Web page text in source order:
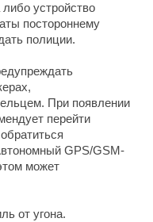
устройство
постороннему
полиции.
При появлении
перейти
GPS/GSM-
может
от угона.